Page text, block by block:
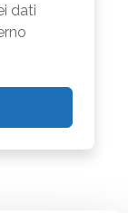
dati